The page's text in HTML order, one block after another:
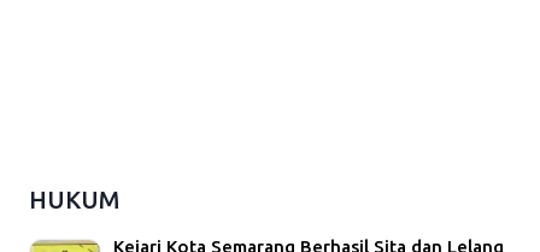
HUKUM
Kejari Kota Semarang Berhasil Sita dan Lelang